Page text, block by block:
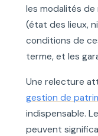
les modalités
(état des lieux,
conditions de
terme, et les
Une relecture
gestion de
indispensable.
peuvent